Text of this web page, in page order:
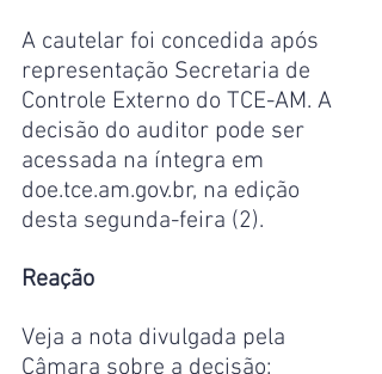
A cautelar foi concedida após
representação Secretaria de
Controle Externo do TCE-AM. A
decisão do auditor pode ser
acessada na íntegra em
doe.tce.am.gov.br, na edição
desta segunda-feira (2).
Reação
Veja a nota divulgada pela
Câmara sobre a decisão: